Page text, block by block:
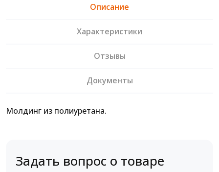
Описание
Характеристики
Отзывы
Документы
Молдинг из полиуретана.
Задать вопрос о товаре